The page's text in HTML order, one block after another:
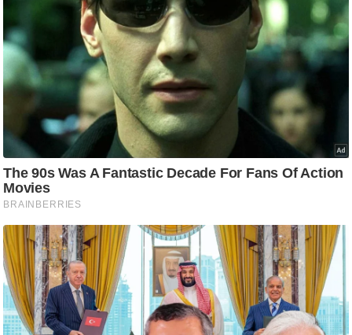
प्र
भु
म
हि
मा
/
ध
र्म
स्थ
व्र
त
त्यो
हा
र